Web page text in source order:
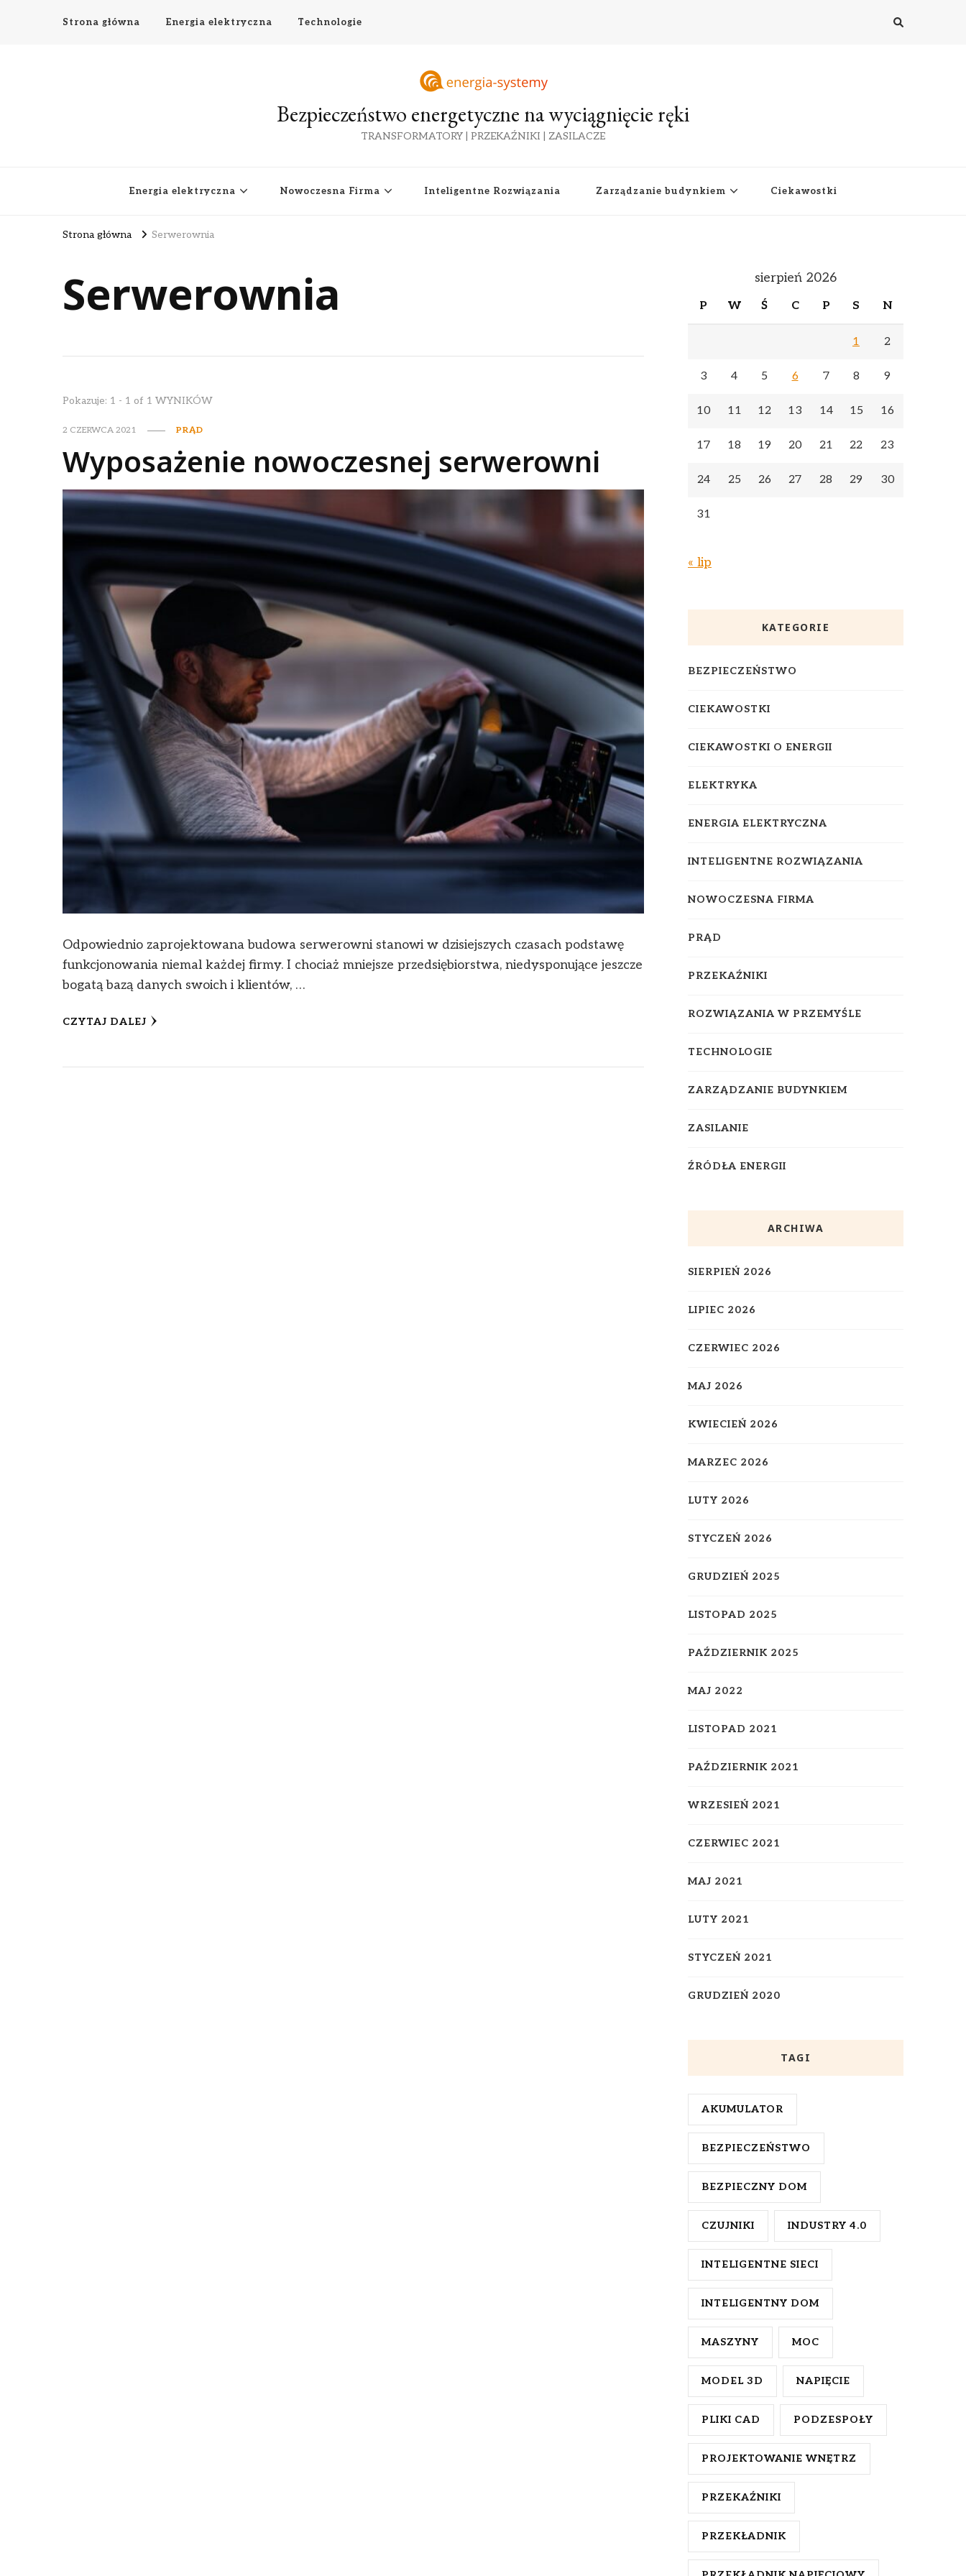
Strona główna Energia elektryczna Technologie
Bezpieczeństwo energetyczne na wyciągnięcie ręki
TRANSFORMATORY | PRZEKAŹNIKI | ZASILACZE
Energia elektryczna Nowoczesna Firma Inteligentne Rozwiązania Zarządzanie budynkiem Ciekawostki
Strona główna Serwerownia
Serwerownia
Pokazuje: 1 - 1 of 1 WYNIKÓW
2 CZERWCA 2021 PRĄD
Wyposażenie nowoczesnej serwerowni
Odpowiednio zaprojektowana budowa serwerowni stanowi w dzisiejszych czasach podstawę
funkcjonowania niemal każdej firmy. I chociaż mniejsze przedsiębiorstwa, niedysponujące jeszcze
bogatą bazą danych swoich i klientów, …
CZYTAJ DALEJ
sierpień 2026
P W Ś C P S N
1 2
3 4 5 6 7 8 9
10 11 12 13 14 15 16
17 18 19 20 21 22 23
24 25 26 27 28 29 30
31
« lip
KATEGORIE
BEZPIECZEŃSTWO
CIEKAWOSTKI
CIEKAWOSTKI O ENERGII
ELEKTRYKA
ENERGIA ELEKTRYCZNA
INTELIGENTNE ROZWIĄZANIA
NOWOCZESNA FIRMA
PRĄD
PRZEKAŹNIKI
ROZWIĄZANIA W PRZEMYŚLE
TECHNOLOGIE
ZARZĄDZANIE BUDYNKIEM
ZASILANIE
ŹRÓDŁA ENERGII
ARCHIWA
SIERPIEŃ 2026
LIPIEC 2026
CZERWIEC 2026
MAJ 2026
KWIECIEŃ 2026
MARZEC 2026
LUTY 2026
STYCZEŃ 2026
GRUDZIEŃ 2025
LISTOPAD 2025
PAŹDZIERNIK 2025
MAJ 2022
LISTOPAD 2021
PAŹDZIERNIK 2021
WRZESIEŃ 2021
CZERWIEC 2021
MAJ 2021
LUTY 2021
STYCZEŃ 2021
GRUDZIEŃ 2020
TAGI
AKUMULATOR
BEZPIECZEŃSTWO
BEZPIECZNY DOM
CZUJNIKI INDUSTRY 4.0
INTELIGENTNE SIECI
INTELIGENTNY DOM
MASZYNY MOC
MODEL 3D NAPIĘCIE
PLIKI CAD PODZESPOŁY
PROJEKTOWANIE WNĘTRZ
PRZEKAŹNIKI
PRZEKŁADNIK